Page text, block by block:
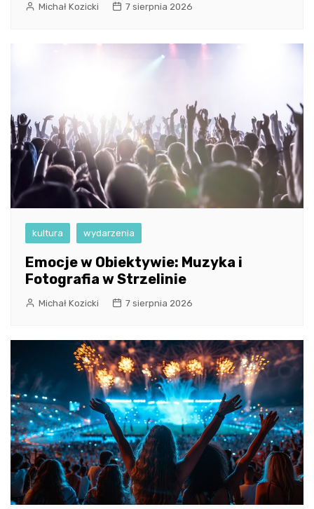
Michał Kozicki 7 sierpnia 2026
kultura wydarzenia
Emocje w Obiektywie: Muzyka i
Fotografia w Strzelinie
Michał Kozicki 7 sierpnia 2026